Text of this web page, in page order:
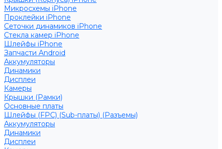
Микросхемы iPhone
Проклейки iPhone
Сеточки динамиков iPhone
Стекла камер iPhone
Шлейфы iPhone
Запчасти Android
Аккумуляторы
Динамики
Дисплеи
Камеры
Крышки (Рамки)
Основные платы
Шлейфы (FPC) (Sub-платы) (Разъемы)
Аккумуляторы
Динамики
Дисплеи